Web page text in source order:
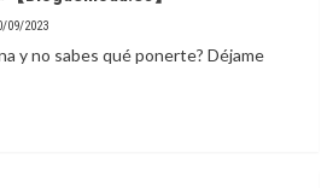
09/2023
y no sabes qué ponerte? Déjame